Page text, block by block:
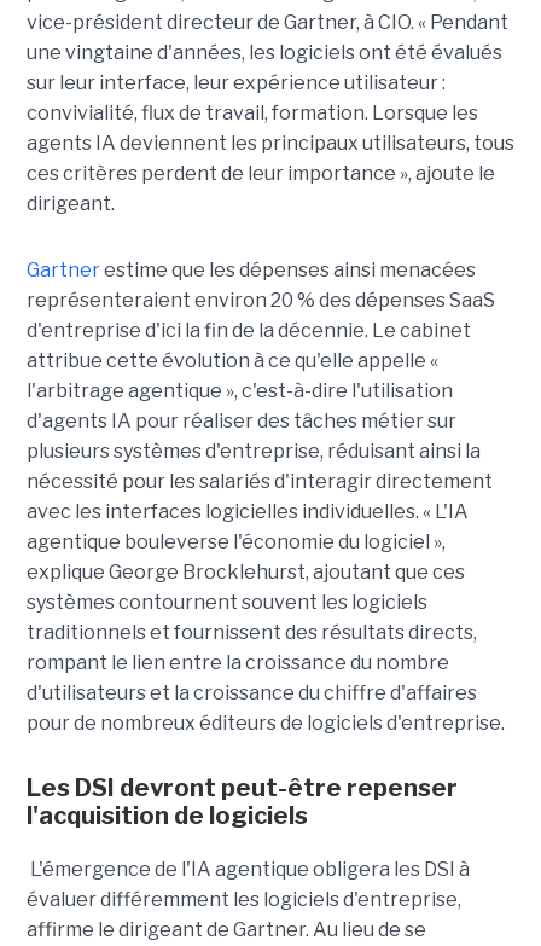
vice-président directeur de Gartner, à CIO. « Pendant
une vingtaine d'années, les logiciels ont été évalués
sur leur interface, leur expérience utilisateur :
convivialité, flux de travail, formation. Lorsque les
agents IA deviennent les principaux utilisateurs, tous
ces critères perdent de leur importance », ajoute le
dirigeant.
Gartnerestime que les dépenses ainsi menacées
représenteraient environ 20 % des dépenses SaaS
d'entreprise d'ici la fin de la décennie. Le cabinet
attribue cette évolution à ce qu'elle appelle «
l'arbitrage agentique », c'est-à-dire l'utilisation
d'agents IA pour réaliser des tâches métier sur
plusieurs systèmes d'entreprise, réduisant ainsi la
nécessité pour les salariés d'interagir directement
avec les interfaces logicielles individuelles. « L'IA
agentique bouleverse l'économie du logiciel »,
explique George Brocklehurst, ajoutant que ces
systèmes contournent souvent les logiciels
traditionnels et fournissent des résultats directs,
rompant le lien entre la croissance du nombre
d'utilisateurs et la croissance du chiffre d'affaires
pour de nombreux éditeurs de logiciels d'entreprise.
Les DSI devront peut-être repenser
l'acquisition de logiciels
L'émergence de l'IA agentique obligera les DSI à
évaluer différemment les logiciels d'entreprise,
affirme le dirigeant de Gartner. Au lieu de se